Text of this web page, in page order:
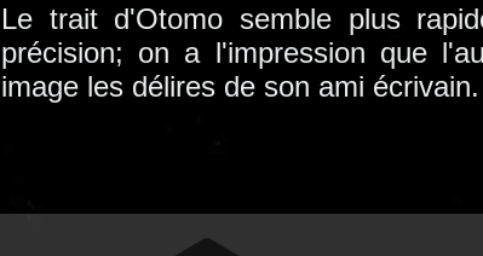
Le trait d'Otomo semble plus
précision; on a l'impression que
image les délires de son ami écrivain.